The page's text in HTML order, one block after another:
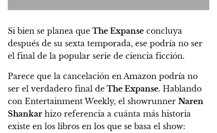
Si bien se planea que The Expanse concluya
después de su sexta temporada, ese podría no ser
el final de la popular serie de ciencia ficción.
Parece que la cancelación en Amazon podría no
ser el verdadero final de The Expanse. Hablando
con Entertainment Weekly, el showrunner Naren
Shankar hizo referencia a cuánta más historia
existe en los libros en los que se basa el show: